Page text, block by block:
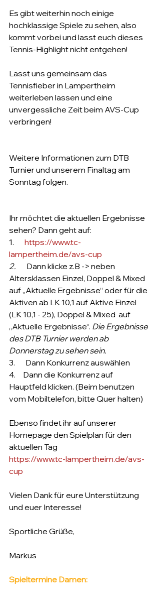
Es gibt weiterhin noch einige
hochklassige Spiele zu sehen, also
kommt vorbei und lasst euch dieses
Tennis-Highlight nicht entgehen!
Lasst uns gemeinsam das
Tennisfieber in Lampertheim
weiterleben lassen und eine
unvergessliche Zeit beim AVS-Cup
verbringen!
Weitere Informationen zum DTB
Turnier und unserem Finaltag am
Sonntag folgen.
Ihr möchtet die aktuellen Ergebnisse
sehen? Dann geht auf:
1. https://www.tc-
lampertheim.de/avs-cup
2. Dann klicke z.B -> neben
Altersklassen Einzel, Doppel & Mixed
auf „Aktuelle Ergebnisse“ oder für die
Aktiven ab LK 10,1 auf Aktive Einzel
(LK 10,1 - 25), Doppel & Mixed  auf
„Aktuelle Ergebnisse“. Die Ergebnisse
des DTB Turnier werden ab
Donnerstag zu sehen sein.
3.       Dann Konkurrenz auswählen
4.     Dann die Konkurrenz auf
Hauptfeld klicken. (Beim benutzen
vom Mobiltelefon, bitte Quer halten)
Ebenso findet ihr auf unserer
Homepage den Spielplan für den
aktuellen Tag
https://www.tc-lampertheim.de/avs-
cup
Vielen Dank für eure Unterstützung
und euer Interesse!
Sportliche Grüße,
Markus
Spieltermine Damen: